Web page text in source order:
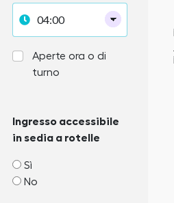
Aperte ora o di
turno
Ingresso accessibile
in sedia a rotelle
Sì
No